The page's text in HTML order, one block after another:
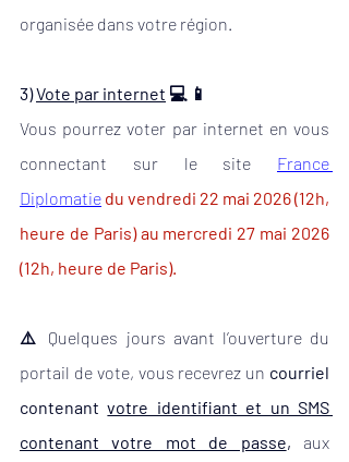
organisée dans votre région.
3) Vote par internet 💻 📱
Vous pourrez voter par internet en vous
connectant sur le site
France
Diplomatie du vendredi 22 mai 2026 (12h,
heure de Paris) au mercredi 27 mai 2026
(12h, heure de Paris).
⚠️ Quelques jours avant l’ouverture du
portail de vote, vous recevrez un courriel
contenant votre identifiant et un SMS
contenant votre mot de passe, aux